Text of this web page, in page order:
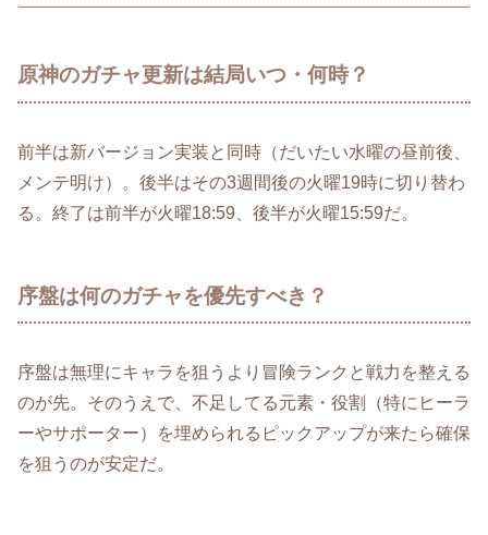
原神のガチャ更新は結局いつ・何時？
前半は新バージョン実装と同時（だいたい水曜の昼前後、
メンテ明け）。後半はその3週間後の火曜19時に切り替わ
る。終了は前半が火曜18:59、後半が火曜15:59だ。
序盤は何のガチャを優先すべき？
序盤は無理にキャラを狙うより冒険ランクと戦力を整える
のが先。そのうえで、不足してる元素・役割（特にヒーラ
ーやサポーター）を埋められるピックアップが来たら確保
を狙うのが安定だ。